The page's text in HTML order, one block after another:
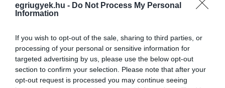
egriugyek.hu - Do Not Process My Personal
Information
If you wish to opt-out of the sale, sharing to third parties, or
processing of your personal or sensitive information for
targeted advertising by us, please use the below opt-out
section to confirm your selection. Please note that after your
opt-out request is processed you may continue seeing
Ne maradjon le a legfrissebb hírekről, kövessen
bennünket az EGRI ÜGYEK Google Hírek oldalán!